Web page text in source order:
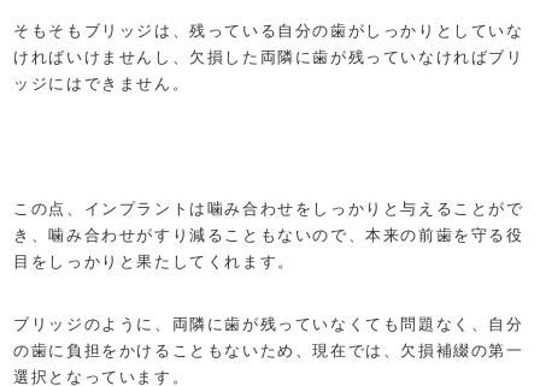
そもそもブリッジは、残っている自分の歯がしっかりとしていな
ければいけませんし、欠損した両隣に歯が残っていなければブリ
ッジにはできません。
この点、インプラントは噛み合わせをしっかりと与えることがで
き、噛み合わせがすり減ることもないので、本来の前歯を守る役
目をしっかりと果たしてくれます。
ブリッジのように、両隣に歯が残っていなくても問題なく、自分
の歯に負担をかけることもないため、現在では、欠損補綴の第一
選択となっています。